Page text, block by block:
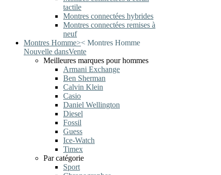
tactile
Montres connectées hybrides
Montres connectées remises à
neuf
Montres Homme>< Montres Homme
Nouvelle dansVente
Meilleures marques pour hommes
Armani Exchange
Ben Sherman
Calvin Klein
Casio
Daniel Wellington
Diesel
Fossil
Guess
Ice-Watch
Timex
Par catégorie
Sport